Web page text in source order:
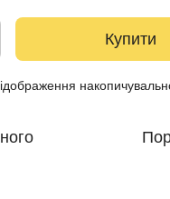
Купити